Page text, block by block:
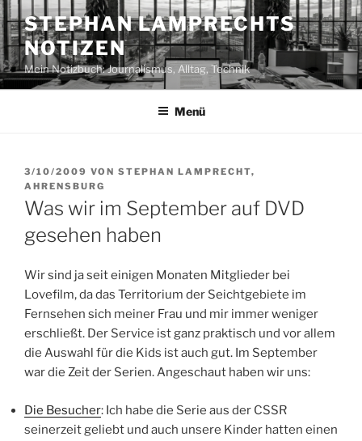
Zum
Inhalt
springen
STEPHAN LAMPRECHTS
NOTIZEN
Mein Notizbuch: Journalismus, Alltag, Technik
Menü
VERÖFFENTLICHT
AM
3/10/2009 VON STEPHAN LAMPRECHT,
AHRENSBURG
Was wir im September auf DVD
gesehen haben
Wir sind ja seit einigen Monaten Mitglieder bei
Lovefilm, da das Territorium der Seichtgebiete im
Fernsehen sich meiner Frau und mir immer weniger
erschließt. Der Service ist ganz praktisch und vor allem
die Auswahl für die Kids ist auch gut. Im September
war die Zeit der Serien. Angeschaut haben wir uns:
Die Besucher: Ich habe die Serie aus der CSSR
seinerzeit geliebt und auch unsere Kinder hatten einen